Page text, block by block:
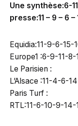
Une synthèse:6-
presse:11 – 9 – 6 –
Equidia:11-9-6-15-
Europe1 :6-9-11-
Le Parisien :
L’Alsace :11-4-6-
Paris Turf :
RTL:11-6-10-9-